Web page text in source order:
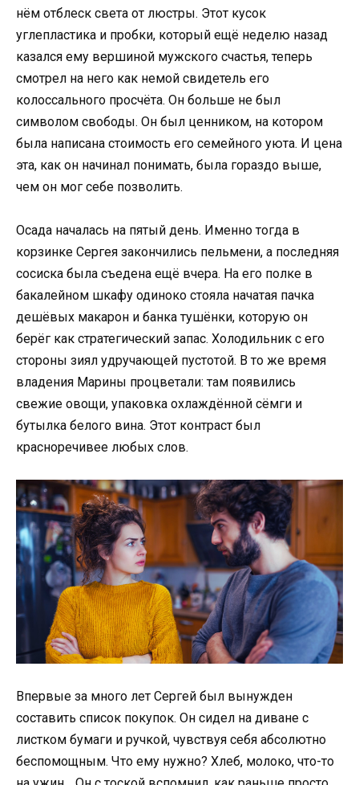
нём отблеск света от люстры. Этот кусок
углепластика и пробки, который ещё неделю назад
казался ему вершиной мужского счастья, теперь
смотрел на него как немой свидетель его
колоссального просчёта. Он больше не был
символом свободы. Он был ценником, на котором
была написана стоимость его семейного уюта. И цена
эта, как он начинал понимать, была гораздо выше,
чем он мог себе позволить.
Осада началась на пятый день. Именно тогда в
корзинке Сергея закончились пельмени, а последняя
сосиска была съедена ещё вчера. На его полке в
бакалейном шкафу одиноко стояла начатая пачка
дешёвых макарон и банка тушёнки, которую он
берёг как стратегический запас. Холодильник с его
стороны зиял удручающей пустотой. В то же время
владения Марины процветали: там появились
свежие овощи, упаковка охлаждённой сёмги и
бутылка белого вина. Этот контраст был
красноречивее любых слов.
Впервые за много лет Сергей был вынужден
составить список покупок. Он сидел на диване с
листком бумаги и ручкой, чувствуя себя абсолютно
беспомощным. Что ему нужно? Хлеб, молоко, что-то